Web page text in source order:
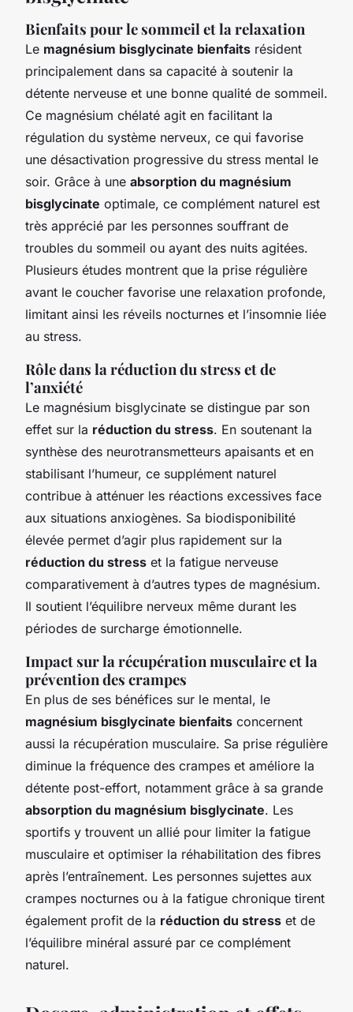
Bienfaits pour le sommeil et la relaxation
Le magnésium bisglycinate bienfaits résident
principalement dans sa capacité à soutenir la
détente nerveuse et une bonne qualité de sommeil.
Ce magnésium chélaté agit en facilitant la
régulation du système nerveux, ce qui favorise
une désactivation progressive du stress mental le
soir. Grâce à une absorption du magnésium
bisglycinate optimale, ce complément naturel est
très apprécié par les personnes souffrant de
troubles du sommeil ou ayant des nuits agitées.
Plusieurs études montrent que la prise régulière
avant le coucher favorise une relaxation profonde,
limitant ainsi les réveils nocturnes et l’insomnie liée
au stress.
Rôle dans la réduction du stress et de
l’anxiété
Le magnésium bisglycinate se distingue par son
effet sur la réduction du stress. En soutenant la
synthèse des neurotransmetteurs apaisants et en
stabilisant l’humeur, ce supplément naturel
contribue à atténuer les réactions excessives face
aux situations anxiogènes. Sa biodisponibilité
élevée permet d’agir plus rapidement sur la
réduction du stress et la fatigue nerveuse
comparativement à d’autres types de magnésium.
Il soutient l’équilibre nerveux même durant les
périodes de surcharge émotionnelle.
Impact sur la récupération musculaire et la
prévention des crampes
En plus de ses bénéfices sur le mental, le
magnésium bisglycinate bienfaits concernent
aussi la récupération musculaire. Sa prise régulière
diminue la fréquence des crampes et améliore la
détente post-effort, notamment grâce à sa grande
absorption du magnésium bisglycinate. Les
sportifs y trouvent un allié pour limiter la fatigue
musculaire et optimiser la réhabilitation des fibres
après l’entraînement. Les personnes sujettes aux
crampes nocturnes ou à la fatigue chronique tirent
également profit de la réduction du stress et de
l’équilibre minéral assuré par ce complément
naturel.